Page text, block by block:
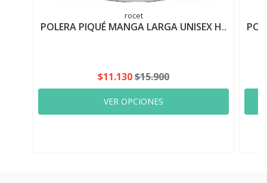
rocet
POLERA PIQUÉ MANGA LARGA UNISEX H..
$11.130$15.900
VER OPCIONES